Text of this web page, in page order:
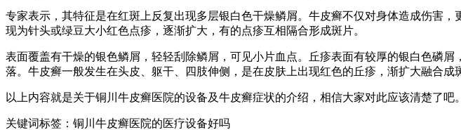
专家表示，其特征是在红斑上反复出现多层银白色干燥鳞屑。牛皮癣不仅对身体造成伤害
现为针头或绿豆大小红色点疹，逐渐扩大，有的点疹互相隔合形成斑片。
表面覆盖有干燥的银色鳞屑，轻轻刮除鳞屑，可见小片血点。丘疹表面有较厚的银白色磷
落。牛皮癣一般发生在头皮、躯干、四肢伸侧，是在皮肤上出现红色的丘疹，渐扩大融合成
以上内容就是关于铜川牛皮癣医院的设备及牛皮癣症状的介绍，相信大家对此应该清楚了吧
关键词标签：铜川牛皮癣医院的医疗设备好吗